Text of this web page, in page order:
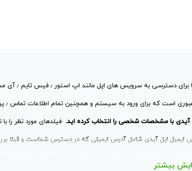
آیدی با مشخصات شخصی را انتخاب کرده اید. فیلدهای مورد نظر را
ایمیل اپل آیدی شامل آدرس ایمیلی که در دسترس شماست و قبلا
بیشتر